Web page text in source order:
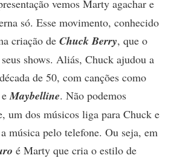
vemos Marty agachar e
só. Esse movimento, conhecido
criação de Chuck Berry, que o
shows. Aliás, Chuck ajudou a
de 50, com canções como
eMaybelline. Não podemos
um dos músicos liga para Chuck e
música pelo telefone. Ou seja, em
é Marty que cria o estilo de